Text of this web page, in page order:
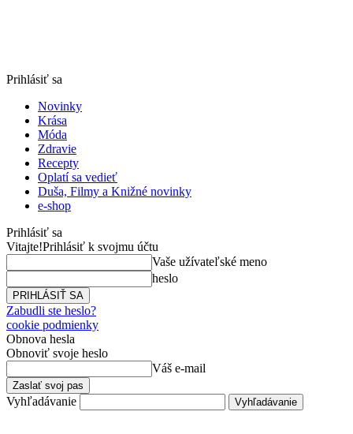
Prihlásiť sa
Novinky
Krása
Móda
Zdravie
Recepty
Oplatí sa vedieť
Duša, Filmy a Knižné novinky
e-shop
Prihlásiť sa
Vitajte!Prihlásiť k svojmu účtu
Vaše užívateľské meno
heslo
Zabudli ste heslo?
cookie podmienky
Obnova hesla
Obnoviť svoje heslo
Váš e-mail
Vyhľadávanie